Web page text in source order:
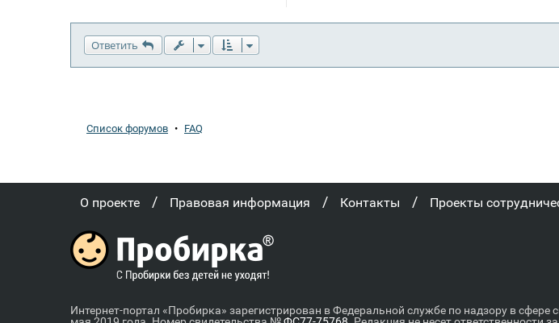
Ответить
Список форумов • FAQ
О проекте / Правовая информация / Контакты / Проекты
Интернет-портал «Пробирка» зарегистрирован в Федеральной службе по надзору в